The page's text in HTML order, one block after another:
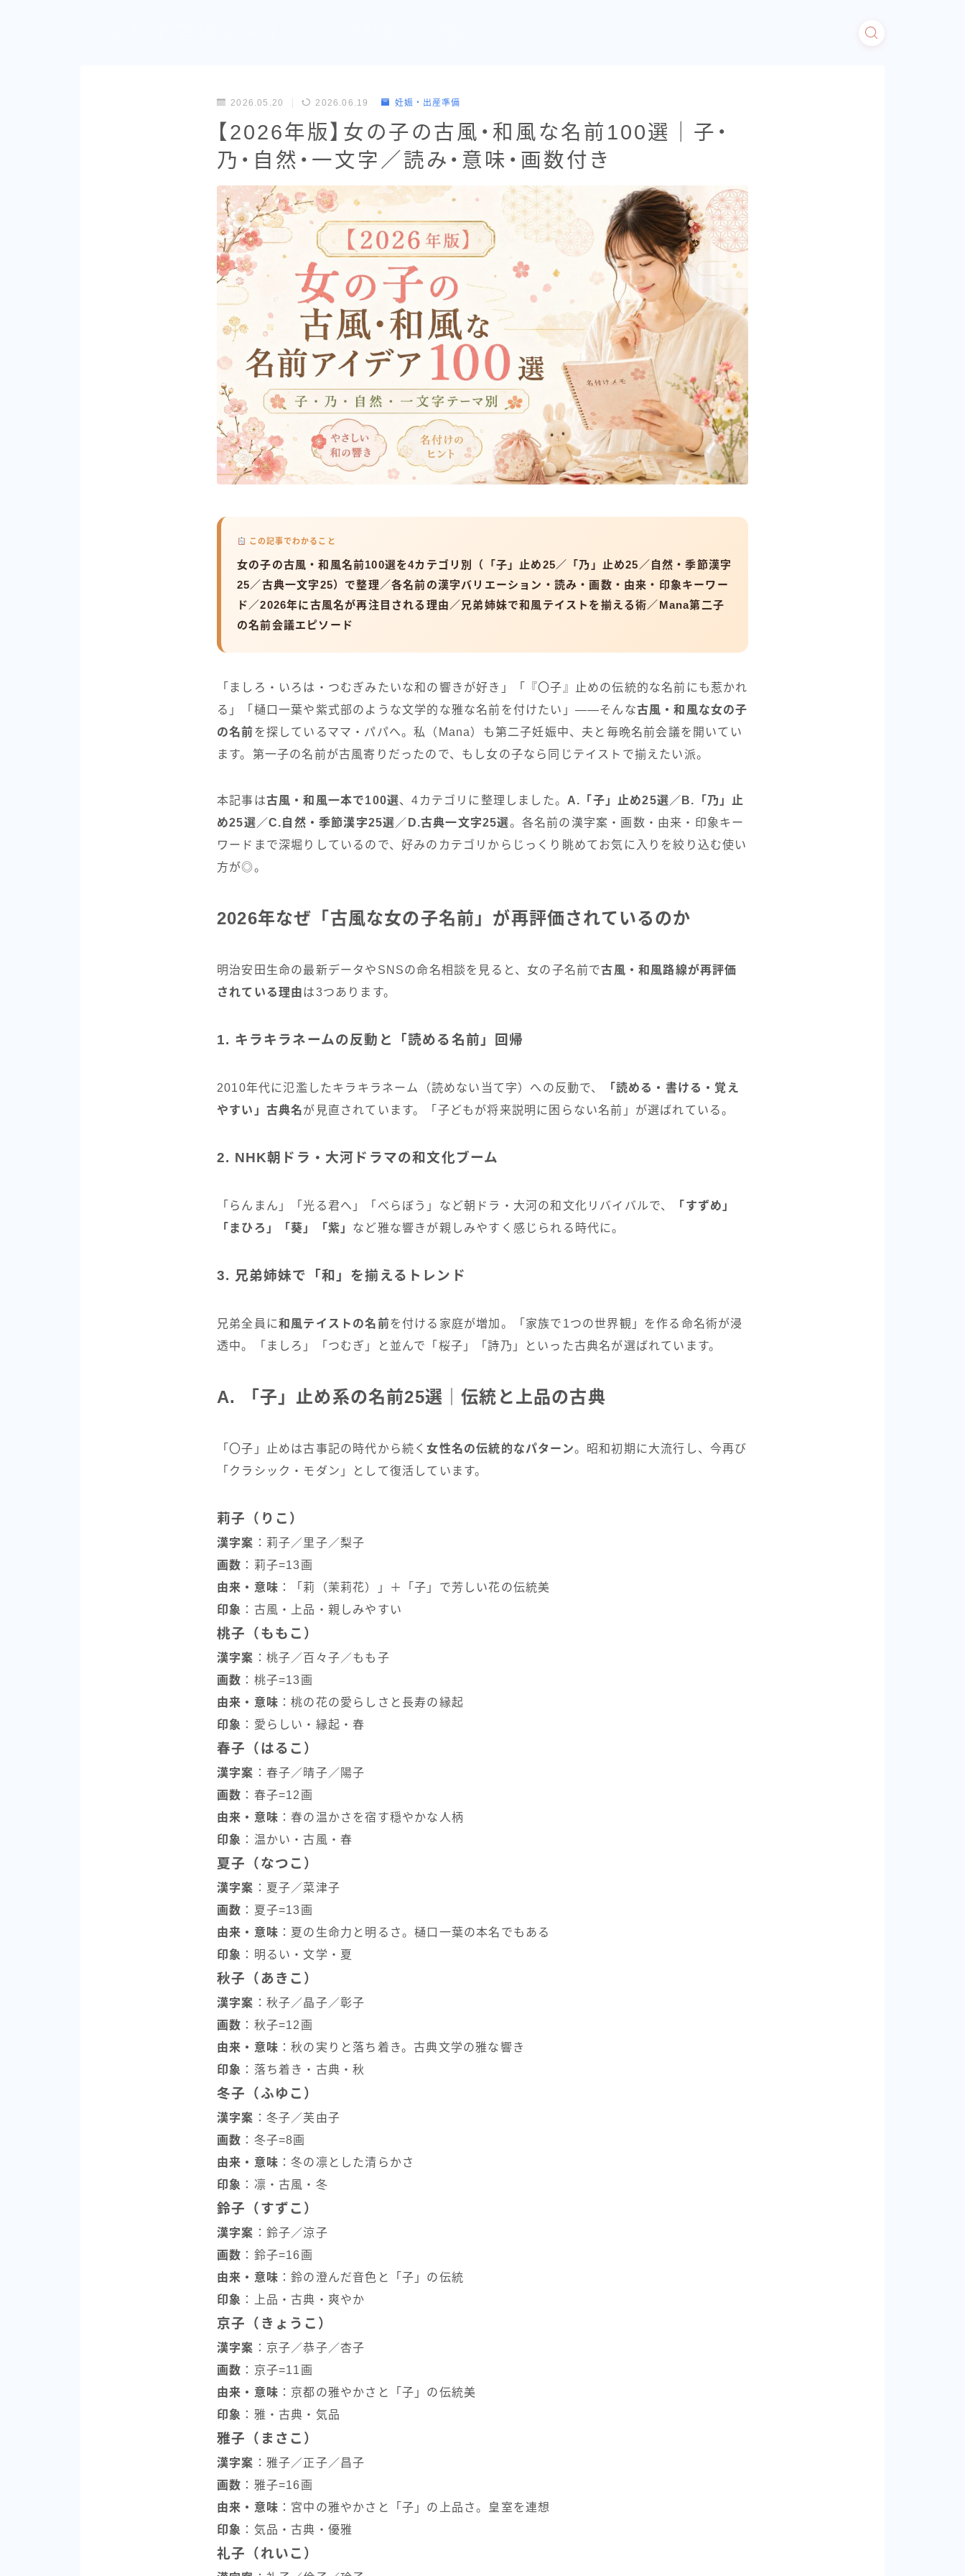
2026.05.20 2026.06.19 妊娠・出産準備
【2026年版】女の子の古風・和風な名前100選｜子・
乃・自然・一文字／読み・意味・画数付き
この記事でわかること
女の子の古風・和風名前100選を4カテゴリ別（「子」止め25／「乃」止め25／自然・季節漢字
25／古典一文字25）で整理／各名前の漢字バリエーション・読み・画数・由来・印象キーワー
ド／2026年に古風名が再注目される理由／兄弟姉妹で和風テイストを揃える術／Mana第二子
の名前会議エピソード
「ましろ・いろは・つむぎみたいな和の響きが好き」「『〇子』止めの伝統的な名前にも惹かれ
る」「樋口一葉や紫式部のような文学的な雅な名前を付けたい」——そんな古風・和風な女の子
の名前を探しているママ・パパへ。私（Mana）も第二子妊娠中、夫と毎晩名前会議を開いてい
ます。第一子の名前が古風寄りだったので、もし女の子なら同じテイストで揃えたい派。
本記事は古風・和風一本で100選、4カテゴリに整理しました。 A.「子」止め25選／B.「乃」止
め25選／C.自然・季節漢字25選／D.古典一文字25選。各名前の漢字案・画数・由来・印象キー
ワードまで深堀りしているので、好みのカテゴリからじっくり眺めてお気に入りを絞り込む使い
方が◎。
2026年なぜ「古風な女の子名前」が再評価されているのか
明治安田生命の最新データやSNSの命名相談を見ると、女の子名前で古風・和風路線が再評価
されている理由は3つあります。
1. キラキラネームの反動と「読める名前」回帰
2010年代に氾濫したキラキラネーム（読めない当て字）への反動で、
「読める・書ける・覚え
やすい」古典名が見直されています。「子どもが将来説明に困らない名前」が選ばれている。
2. NHK朝ドラ・大河ドラマの和文化ブーム
「らんまん」「光る君へ」「べらぼう」など朝ドラ・大河の和文化リバイバルで、
「すずめ」
「まひろ」「葵」「紫」 など雅な響きが親しみやすく感じられる時代に。
3. 兄弟姉妹で「和」を揃えるトレンド
兄弟全員に和風テイストの名前を付ける家庭が増加。「家族で1つの世界観」を作る命名術が浸
透中。「ましろ」「つむぎ」と並んで「桜子」「詩乃」といった古典名が選ばれています。
A. 「子」止め系の名前25選｜伝統と上品の古典
「〇子」止めは古事記の時代から続く女性名の伝統的なパターン。昭和初期に大流行し、今再び
「クラシック・モダン」として復活しています。
莉子（りこ）
漢字案 ：莉子／里子／梨子
画数 ：莉子=13画
由来・意味 ：「莉（茉莉花）」＋「子」で芳しい花の伝統美
印象 ：古風・上品・親しみやすい
桃子（ももこ）
漢字案 ：桃子／百々子／もも子
画数 ：桃子=13画
由来・意味 ：桃の花の愛らしさと長寿の縁起
印象 ：愛らしい・縁起・春
春子（はるこ）
漢字案 ：春子／晴子／陽子
画数 ：春子=12画
由来・意味 ：春の温かさを宿す穏やかな人柄
印象 ：温かい・古風・春
夏子（なつこ）
漢字案 ：夏子／菜津子
画数 ：夏子=13画
由来・意味 ：夏の生命力と明るさ。樋口一葉の本名でもある
印象 ：明るい・文学・夏
秋子（あきこ）
漢字案 ：秋子／晶子／彰子
画数 ：秋子=12画
由来・意味 ：秋の実りと落ち着き。古典文学の雅な響き
印象 ：落ち着き・古典・秋
冬子（ふゆこ）
漢字案 ：冬子／芙由子
画数 ：冬子=8画
由来・意味 ：冬の凛とした清らかさ
印象 ：凛・古風・冬
鈴子（すずこ）
漢字案 ：鈴子／涼子
画数 ：鈴子=16画
由来・意味 ：鈴の澄んだ音色と「子」の伝統
印象 ：上品・古典・爽やか
京子（きょうこ）
漢字案 ：京子／恭子／杏子
画数 ：京子=11画
由来・意味 ：京都の雅やかさと「子」の伝統美
印象 ：雅・古典・気品
雅子（まさこ）
漢字案 ：雅子／正子／昌子
画数 ：雅子=16画
由来・意味 ：宮中の雅やかさと「子」の上品さ。皇室を連想
印象 ：気品・古典・優雅
礼子（れいこ）